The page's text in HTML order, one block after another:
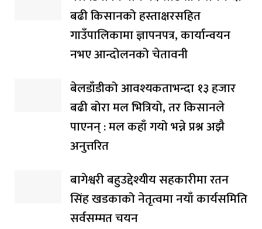
बढी किसानको हस्ताक्षरसहित
गाउँपालिकामा ज्ञापनपत्र, कार्यान्वयन
नभए आन्दोलनको चेतावनी
बेलडाँडीको आवश्यकताभन्दा १३ हजार
बढी बोरा मल भित्रियो, तर किसानले
पाएनन् : मल कहाँ गयो भन्ने प्रश्न अझै
अनुत्तरित
बागेश्वरी बहुउद्देश्यीय सहकारीमा रतन
सिंह खडकाको नेतृत्वमा नयाँ कार्यसमिति
सर्वसम्मत चयन